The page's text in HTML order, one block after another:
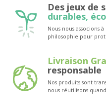
Des jeux de
durables,
Nous nous associons
philosophie pour
Livraison
responsable
Nos produits sont
nous réutilisons